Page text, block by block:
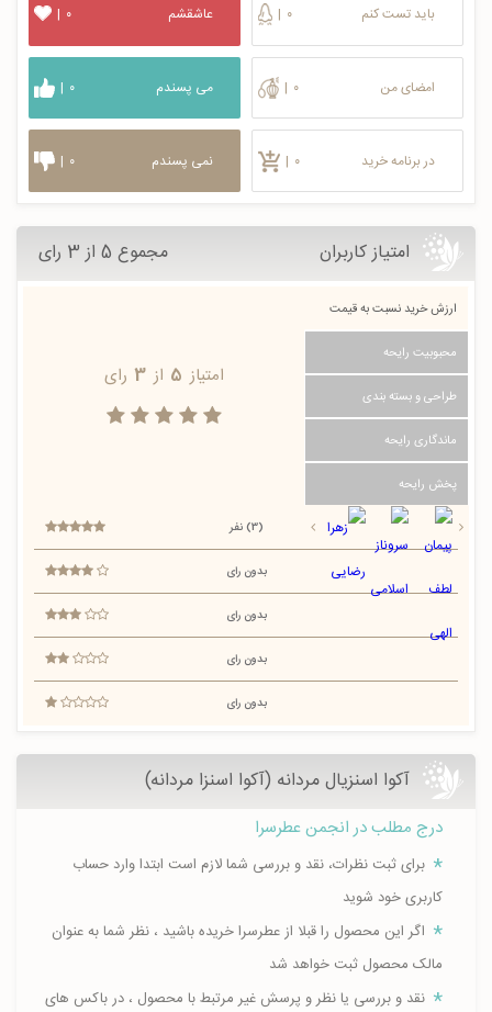
باید تست کنم | ۰
امضای من | ۰
در برنامه خرید | ۰
عاشقشم | ۰
می پسندم | ۰
نمی پسندم | ۰
امتیاز کاربران مجموع 5 از 3 رای
ارزش خرید نسبت به قیمت
محبوبیت رایحه
طراحی و بسته بندی
ماندگاری رایحه
پخش رایحه
امتیاز 5 از 3 رای
(3) نفر
بدون رای
بدون رای
بدون رای
بدون رای
آکوا اسنزیال مردانه (آکوا اسنزا مردانه)
درج مطلب در انجمن عطرسرا
برای ثبت نظرات، نقد و بررسی شما لازم است ابتدا وارد حساب
کاربری خود شوید
اگر این محصول را قبلا از عطرسرا خریده باشید ، نظر شما به عنوان
مالک محصول ثبت خواهد شد
نقد و بررسی یا نظر و پرسش غیر مرتبط با محصول ، در باکس های